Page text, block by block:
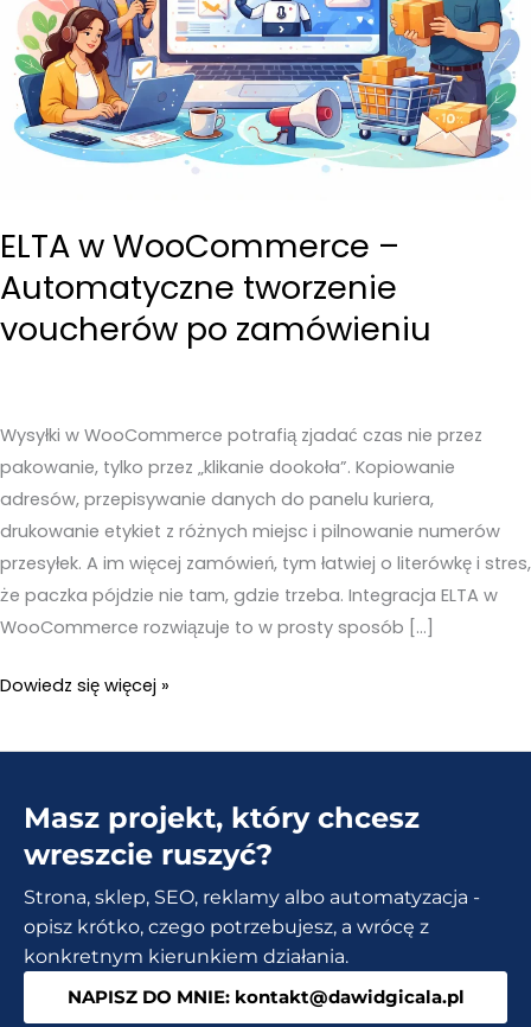
ELTA w WooCommerce –
Automatyczne tworzenie
voucherów po zamówieniu
Wysyłki w WooCommerce potrafią zjadać czas nie przez
pakowanie, tylko przez „klikanie dookoła”. Kopiowanie
adresów, przepisywanie danych do panelu kuriera,
drukowanie etykiet z różnych miejsc i pilnowanie numerów
przesyłek. A im więcej zamówień, tym łatwiej o literówkę i stres,
że paczka pójdzie nie tam, gdzie trzeba. Integracja ELTA w
WooCommerce rozwiązuje to w prosty sposób […]
ELTA
WooCommerce
Automatyczne
tworzenie
zamówieniu
Dowiedz się więcej »
Masz projekt, który chcesz
wreszcie ruszyć?
Strona, sklep, SEO, reklamy albo automatyzacja -
opisz krótko, czego potrzebujesz, a wrócę z
konkretnym kierunkiem działania.
NAPISZ DO MNIE: kontakt@dawidgicala.pl